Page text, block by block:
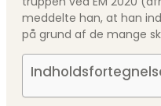
meddelte han, at han
på grund af de mange